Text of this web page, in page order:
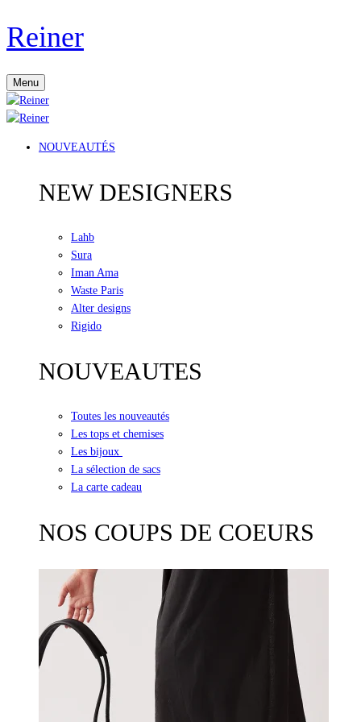
Reiner
Menu
NOUVEAUTÉS
NEW DESIGNERS
Lahb
Sura
Iman Ama
Waste Paris
Alter designs
Rigido
NOUVEAUTES
Toutes les nouveautés
Les tops et chemises
Les bijoux
La sélection de sacs
La carte cadeau
NOS COUPS DE COEURS